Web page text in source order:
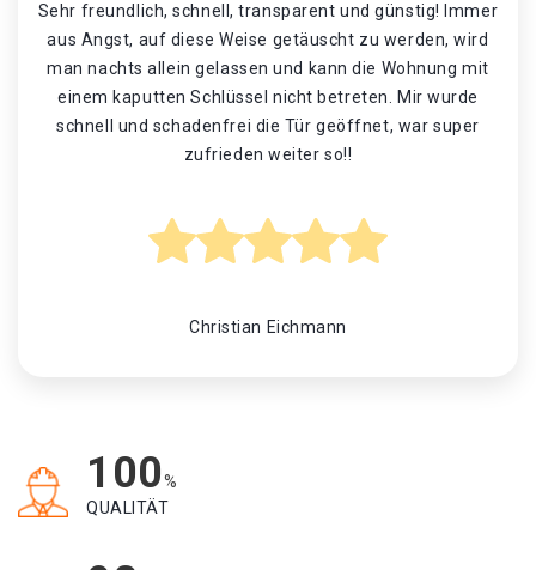
Sehr freundlich, schnell, transparent und günstig! Immer
aus Angst, auf diese Weise getäuscht zu werden, wird
man nachts allein gelassen und kann die Wohnung mit
einem kaputten Schlüssel nicht betreten. Mir wurde
schnell und schadenfrei die Tür geöffnet, war super
zufrieden weiter so!!
Christian Eichmann
100%
QUALITÄT